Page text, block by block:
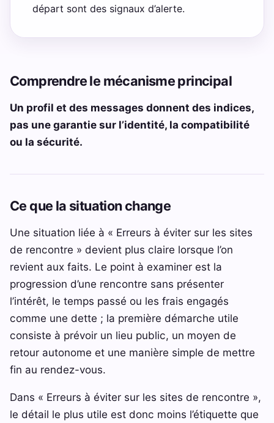
départ sont des signaux d’alerte.
Comprendre le mécanisme principal
Un profil et des messages donnent des indices,
pas une garantie sur l’identité, la compatibilité
ou la sécurité.
Ce que la situation change
Une situation liée à « Erreurs à éviter sur les sites
de rencontre » devient plus claire lorsque l’on
revient aux faits. Le point à examiner est la
progression d’une rencontre sans présenter
l’intérêt, le temps passé ou les frais engagés
comme une dette ; la première démarche utile
consiste à prévoir un lieu public, un moyen de
retour autonome et une manière simple de mettre
fin au rendez-vous.
Dans « Erreurs à éviter sur les sites de rencontre »,
le détail le plus utile est donc moins l’étiquette que